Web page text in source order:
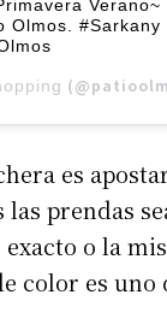
Verano~
Olmos. #Sarkany
es
prendas
o la
color es uno